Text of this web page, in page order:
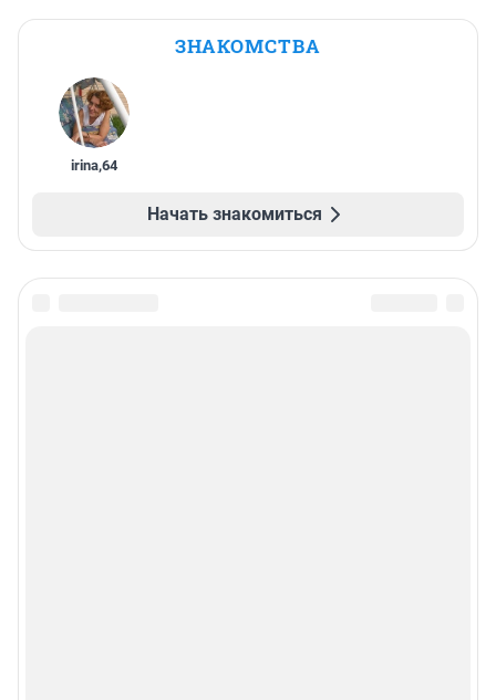
ЗНАКОМСТВА
irina,64
Начать знакомиться